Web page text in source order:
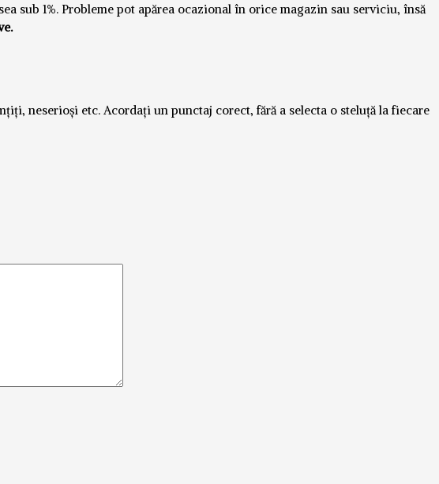
sub 1%. Probleme pot apărea ocazional în orice magazin sau serviciu, însă
neserioși etc. Acordați un punctaj corect, fără a selecta o steluță la fiecare